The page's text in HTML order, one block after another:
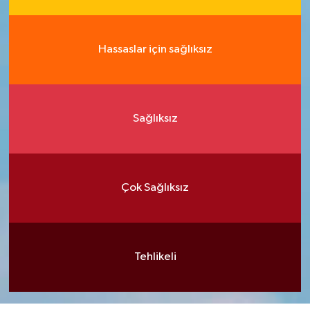
Hassaslar için sağlıksız
Sağlıksız
Çok Sağlıksız
Tehlikeli